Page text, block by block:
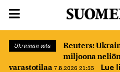
Ukrainan sota
Reuters:
miljoona
varastotilaa 7.8.2026 21:55 Lue